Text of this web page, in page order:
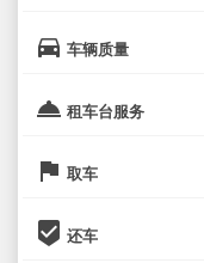
directions_car 车辆质量
room_service 租车台服务
flag 取车
beenhere 还车